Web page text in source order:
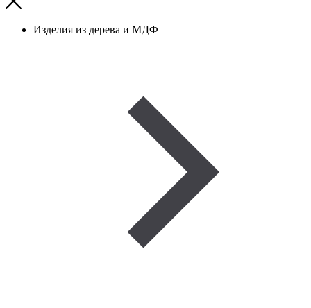
Изделия из дерева и МДФ